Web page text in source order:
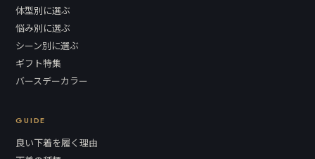
体型別に選ぶ
悩み別に選ぶ
シーン別に選ぶ
ギフト特集
バースデーカラー
GUIDE
良い下着を履く理由